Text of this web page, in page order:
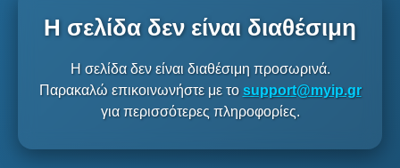
Η σελίδα δεν είναι διαθέσιμη
Η σελίδα δεν είναι διαθέσιμη προσωρινά.
Παρακαλώ επικοινωνήστε με το support@myip.gr
για περισσότερες πληροφορίες.